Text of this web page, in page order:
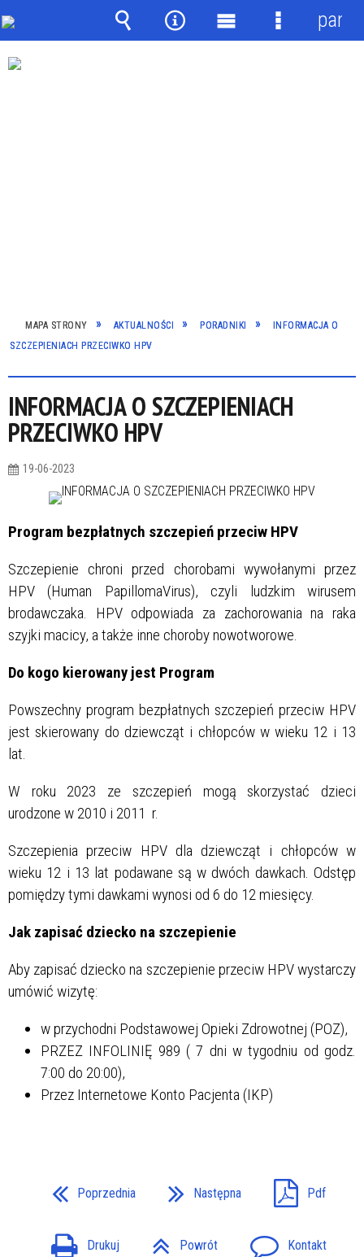
MAPA STRONY AKTUALNOŚCI PORADNIKI
INFORMACJA O
SZCZEPIENIACH PRZECIWKO HPV
INFORMACJA O SZCZEPIENIACH
PRZECIWKO HPV
19-06-2023
Program bezpłatnych szczepień przeciw HPV
Szczepienie chroni przed chorobami wywołanymi przez
HPV (Human PapillomaVirus), czyli ludzkim wirusem
brodawczaka. HPV odpowiada za zachorowania na raka
szyjki macicy, a także inne choroby nowotworowe.
Do kogo kierowany jest Program
Powszechny program bezpłatnych szczepień przeciw HPV
jest skierowany do dziewcząt i chłopców w wieku 12 i 13
lat.
W roku 2023 ze szczepień mogą skorzystać dzieci
urodzone w 2010 i 2011 r.
Szczepienia przeciw HPV dla dziewcząt i chłopców w
wieku 12 i 13 lat podawane są w dwóch dawkach. Odstęp
pomiędzy tymi dawkami wynosi od 6 do 12 miesięcy.
Jak zapisać dziecko na szczepienie
Aby zapisać dziecko na szczepienie przeciw HPV wystarczy
umówić wizytę:
w przychodni Podstawowej Opieki Zdrowotnej (POZ),
PRZEZ INFOLINIĘ 989 ( 7 dni w tygodniu od godz.
7:00 do 20:00),
Przez Internetowe Konto Pacjenta (IKP)
Poprzednia Następna Pdf
Drukuj Powrót Kontakt
Wyszukiwarka
Narzędzia
Menu Menu
panel